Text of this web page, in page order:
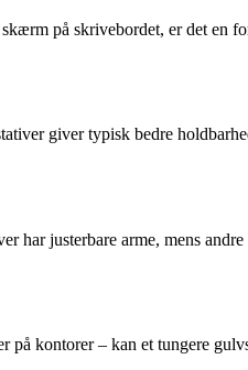
på skrivebordet, er det en
giver typisk bedre
har justerbare arme, mens
kontorer – kan et tungere